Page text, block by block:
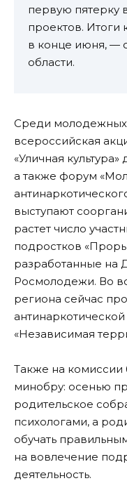
первую пятерку
проектов. Итоги
в конце июня, —
области.
Среди
всероссийская
«Уличная
а также форум
выступают
растет число
подростков
разработанные на
Росмолодежи. Во
региона сейчас
«Независимая
Также на
минобру: осенью
родительское
психологами, а
обучать
на вовлечение
деятельность.